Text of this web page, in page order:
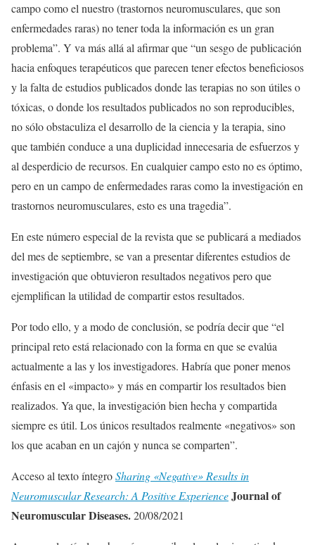
campo como el nuestro (trastornos neuromusculares, que son
enfermedades raras) no tener toda la información es un gran
problema”. Y va más allá al afirmar que “un sesgo de publicación
hacia enfoques terapéuticos que parecen tener efectos beneficiosos
y la falta de estudios publicados donde las terapias no son útiles o
tóxicas, o donde los resultados publicados no son reproducibles,
no sólo obstaculiza el desarrollo de la ciencia y la terapia, sino
que también conduce a una duplicidad innecesaria de esfuerzos y
al desperdicio de recursos. En cualquier campo esto no es óptimo,
pero en un campo de enfermedades raras como la investigación en
trastornos neuromusculares, esto es una tragedia”.
En este número especial de la revista que se publicará a mediados
del mes de septiembre, se van a presentar diferentes estudios de
investigación que obtuvieron resultados negativos pero que
ejemplifican la utilidad de compartir estos resultados.
Por todo ello, y a modo de conclusión, se podría decir que “el
principal reto está relacionado con la forma en que se evalúa
actualmente a las y los investigadores. Habría que poner menos
énfasis en el «impacto» y más en compartir los resultados bien
realizados. Ya que, la investigación bien hecha y compartida
siempre es útil. Los únicos resultados realmente «negativos» son
los que acaban en un cajón y nunca se comparten”.
Acceso al texto íntegroSharing «Negative» Results in
Neuromuscular Research: A Positive ExperienceJournal of
Neuromuscular Diseases.20/08/2021